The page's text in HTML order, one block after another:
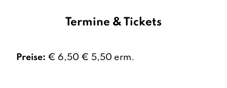
Termine & Tickets
Preise: € 6,50 € 5,50 erm.